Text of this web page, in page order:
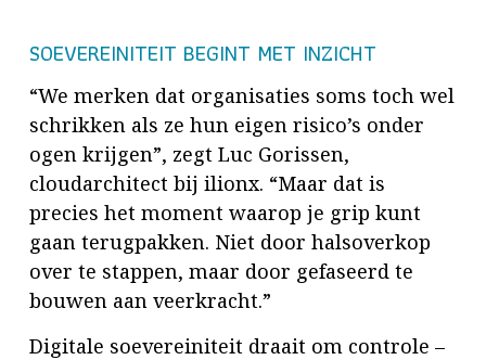
SOEVEREINITEIT BEGINT MET INZICHT
“We merken dat organisaties soms toch wel
schrikken als ze hun eigen risico’s onder
ogen krijgen”, zegt Luc Gorissen,
cloudarchitect bij ilionx. “Maar dat is
precies het moment waarop je grip kunt
gaan terugpakken. Niet door halsoverkop
over te stappen, maar door gefaseerd te
bouwen aan veerkracht.”
Digitale soevereiniteit draait om controle –